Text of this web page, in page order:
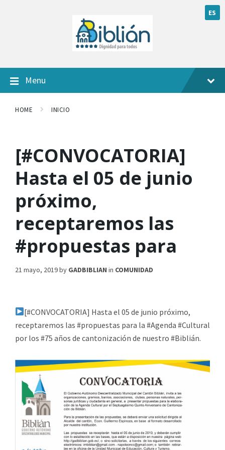
ES
Menu
HOME INICIO
[#CONVOCATORIA]
Hasta el 05 de junio
próximo,
receptaremos las
#propuestas para
21 mayo, 2019by GADBIBLIAN in COMUNIDAD
[#CONVOCATORIA] Hasta el 05 de junio próximo,
receptaremos las #propuestas para la #Agenda #Cultural
por los #75 años de cantonización de nuestro #Biblián.